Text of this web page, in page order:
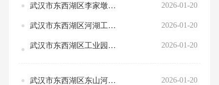
武汉市东西湖区李家墩泵站2026年部门预算公开 2026-01-20
武汉市东西湖区河湖工程运行维护站2026年部门预算公开 2026-01-20
武汉市东西湖区工业园泵站管理站2026年部门预算公开 2026-01-20
武汉市东西湖区东山河道堤防管理所-2026年部门预算公开 2026-01-20